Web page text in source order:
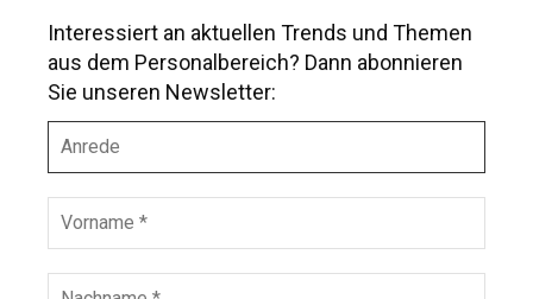
Interessiert an aktuellen Trends und Themen
aus dem Personalbereich? Dann abonnieren
Sie unseren Newsletter:
r
e
e
r
n